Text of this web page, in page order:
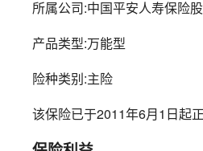
所属公司:中国平安人寿保险
产品类型:万能型
险种类别:主险
该保险已于2011年6月1日起正